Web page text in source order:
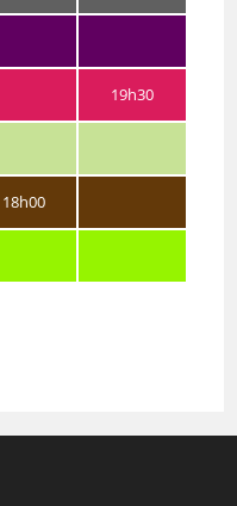
19h30
18h00